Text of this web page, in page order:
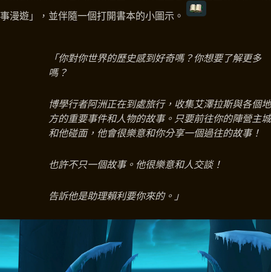
事漫遊」，並伴隨一個打開書本的小圖示。
「你對你世界的歷史感到好奇嗎？你想要了解更多
嗎？
博學行者阿洲正在到處旅行，收集艾澤拉斯與各個地
方的重要事件和人物的故事。只要前往你的陣營主城
和他碰面，他會很樂意和你分享一個過往的故事！
也許不只一個故事。他很樂意和人交談！
告訴他是助理賴利要你來的。」